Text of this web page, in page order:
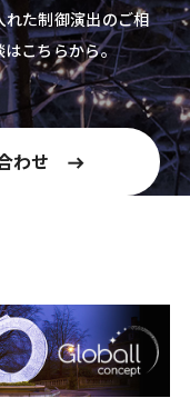
れた制御演出のご相
はこちらから。
わせ